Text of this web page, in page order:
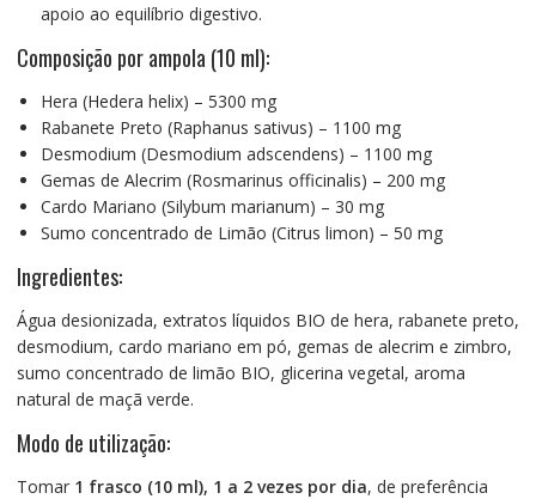
apoio ao equilíbrio digestivo.
Composição por ampola (10 ml):
Hera (Hedera helix) – 5300 mg
Rabanete Preto (Raphanus sativus) – 1100 mg
Desmodium (Desmodium adscendens) – 1100 mg
Gemas de Alecrim (Rosmarinus officinalis) – 200 mg
Cardo Mariano (Silybum marianum) – 30 mg
Sumo concentrado de Limão (Citrus limon) – 50 mg
Ingredientes:
Água desionizada, extratos líquidos BIO de hera, rabanete preto,
desmodium, cardo mariano em pó, gemas de alecrim e zimbro,
sumo concentrado de limão BIO, glicerina vegetal, aroma
natural de maçã verde.
Modo de utilização:
Tomar 1 frasco (10 ml), 1 a 2 vezes por dia, de preferência